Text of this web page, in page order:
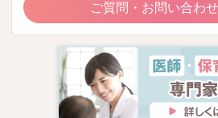
ご質問・お問い合わ